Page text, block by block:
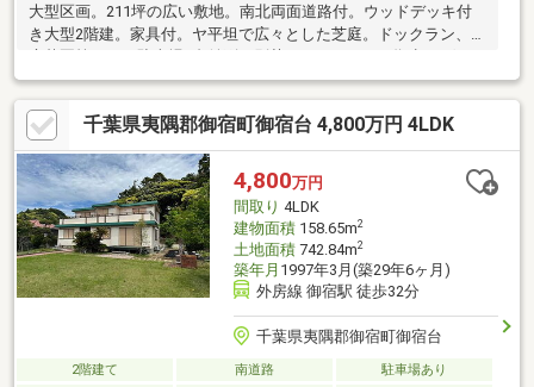
大型区画。211坪の広い敷地。南北両面道路付。ウッドデッキ付
き大型2階建。家具付。ヤ平坦で広々とした芝庭。ドックラン、家
庭菜園等も可。駐車場2台並列。別荘、テレワークの拠点、ゲスト
ハウスにも
千葉県夷隅郡御宿町御宿台 4,800万円 4LDK
4,800万円
間取り 4LDK
建物面積158.65m2
土地面積742.84m2
築年月 1997年3月(築29年6ヶ月)
外房線 御宿駅 徒歩32分
千葉県夷隅郡御宿町御宿台
2階建て 南道路
駐車場あり